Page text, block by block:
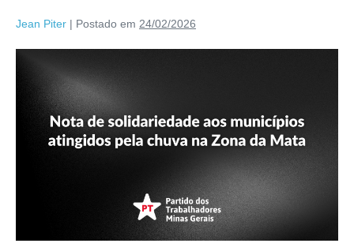
Jean Piter | Postado em 24/02/2026